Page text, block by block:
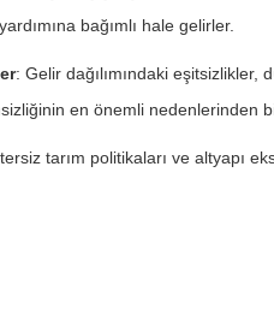
bağımlı hale gelirler.
: Gelir dağılımındaki eşitsizlikler,
en önemli nedenlerinden
tarım politikaları ve altyapı